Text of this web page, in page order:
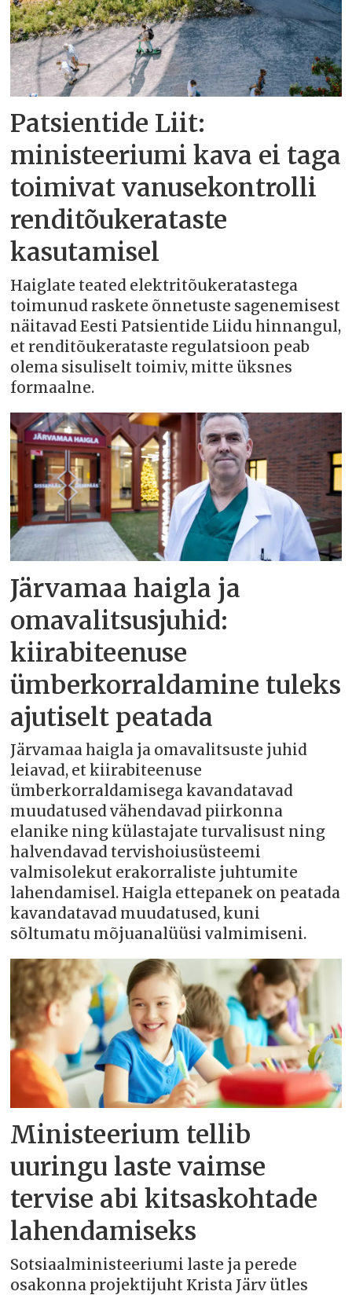
Patsientide Liit:
ministeeriumi kava ei taga
toimivat vanusekontrolli
renditõukerataste
kasutamisel
Haiglate teated elektritõukeratastega
toimunud raskete õnnetuste sagenemisest
näitavad Eesti Patsientide Liidu hinnangul,
et renditõukerataste regulatsioon peab
olema sisuliselt toimiv, mitte üksnes
formaalne.
Järvamaa haigla ja
omavalitsusjuhid:
kiirabiteenuse
ümberkorraldamine tuleks
ajutiselt peatada
Järvamaa haigla ja omavalitsuste juhid
leiavad, et kiirabiteenuse
ümberkorraldamisega kavandatavad
muudatused vähendavad piirkonna
elanike ning külastajate turvalisust ning
halvendavad tervishoiusüsteemi
valmisolekut erakorraliste juhtumite
lahendamisel. Haigla ettepanek on peatada
kavandatavad muudatused, kuni
sõltumatu mõjuanalüüsi valmimiseni.
Ministeerium tellib
uuringu laste vaimse
tervise abi kitsaskohtade
lahendamiseks
Sotsiaalministeeriumi laste ja perede
osakonna projektijuht Krista Järv ütles